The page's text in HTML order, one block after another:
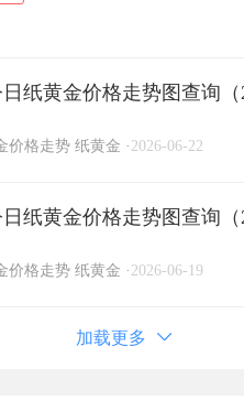
纸黄金价格走势图查询（
价格走势 纸黄金 · 2026-06-22
纸黄金价格走势图查询（
价格走势 纸黄金 · 2026-06-19
加载更多